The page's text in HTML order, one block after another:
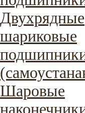
Двухрядные
шариковые
Шаровые